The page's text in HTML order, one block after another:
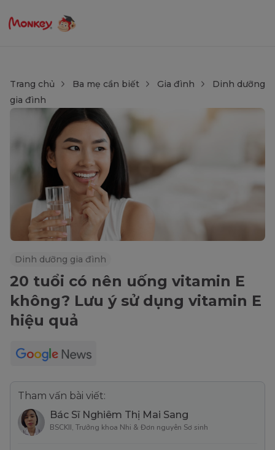
Trang chủ Ba mẹ cần biết Gia đình
Dinh dưỡng
gia đình
Dinh dưỡng gia đình
20 tuổi có nên uống vitamin E
không? Lưu ý sử dụng vitamin E
hiệu quả
Tham vấn bài viết:
Bác Sĩ Nghiêm Thị Mai Sang
BSCKII, Trưởng khoa Nhi & Đơn nguyên Sơ sinh